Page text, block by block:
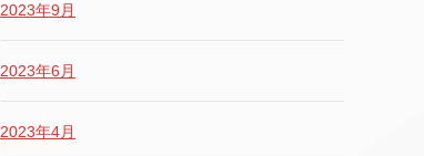
2023年9月
2023年6月
2023年4月